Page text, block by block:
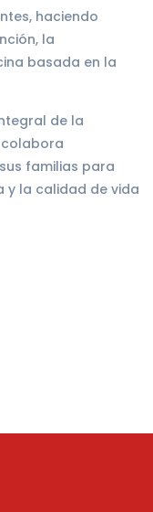
haciendo
la
basada en la
de la
familias para
y la calidad de vida